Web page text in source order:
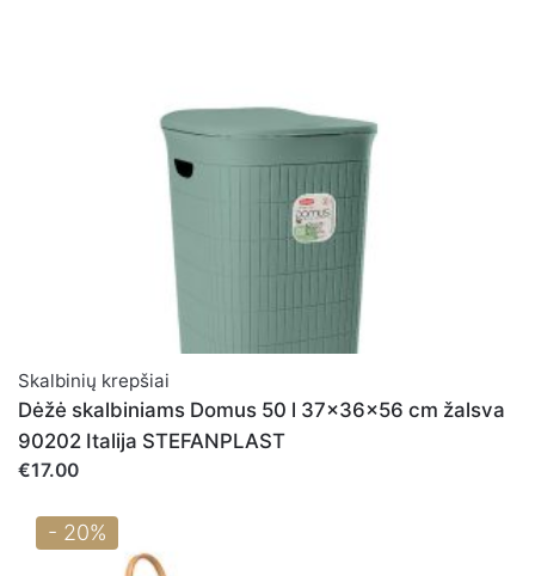
Skalbinių krepšiai
Dėžė skalbiniams Domus 50 l 37x36x56 cm žalsva
90202 Italija STEFANPLAST
€17.00
- 20%